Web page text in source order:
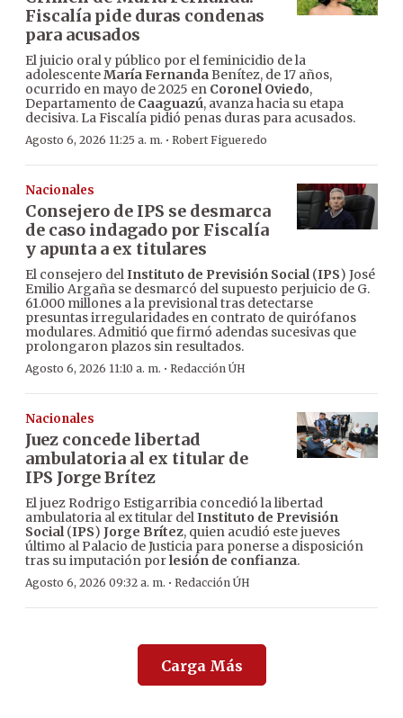
Fiscalía pide duras condenas
para acusados
El juicio oral y público por el feminicidio de la
adolescenteMaría FernandaBenítez, de 17 años,
ocurrido en mayo de 2025 en Coronel Oviedo,
Departamento de Caaguazú, avanza hacia su etapa
decisiva. La Fiscalía pidió penas duras para acusados.
Agosto 6, 2026 11:25 a. m. · Robert Figueredo
Nacionales
Consejero de IPS se desmarca
de caso indagado por Fiscalía
y apunta a ex titulares
El consejero delInstituto de Previsión Social(IPS) José
Emilio Argaña se desmarcó del supuesto perjuicio de G.
61.000 millones a la previsional tras detectarse
presuntas irregularidades en contrato de quirófanos
modulares. Admitió que firmó adendas sucesivas que
prolongaron plazos sin resultados.
Agosto 6, 2026 11:10 a. m. · Redacción ÚH
Nacionales
Juez concede libertad
ambulatoria al ex titular de
IPS Jorge Brítez
El juez Rodrigo Estigarribia concedió la libertad
ambulatoria al ex titular delInstituto de Previsión
Social(IPS) Jorge Brítez, quien acudió este jueves
último al Palacio de Justicia para ponerse a disposición
tras su imputación porlesión de confianza.
Agosto 6, 2026 09:32 a. m. · Redacción ÚH
Carga Más